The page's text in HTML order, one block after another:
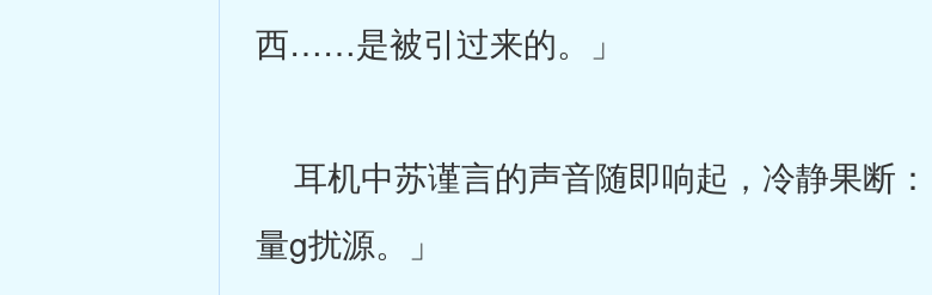
西……是被引过来的。」
耳机中苏谨言的声音随即响起，冷静果断
量g扰源。」